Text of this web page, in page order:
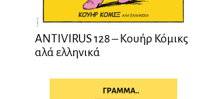
ANTIVIRUS 128 – Kουήρ Κόμικς
αλά ελληνικά